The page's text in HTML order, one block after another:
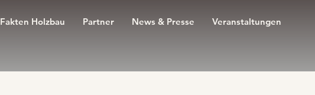
Fakten Holzbau Partner News & Presse Veranstaltungen